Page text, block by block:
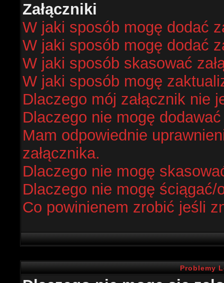
Załączniki
W jaki sposób mogę dodać
W jaki sposób mogę dodać
W jaki sposób skasować
W jaki sposób mogę
Dlaczego mój załącznik nie
Dlaczego nie mogę dodawać
Mam odpowiednie
załącznika.
Dlaczego nie mogę
Dlaczego nie mogę ściągać/
Co powinienem zrobić jeśli
Problemy